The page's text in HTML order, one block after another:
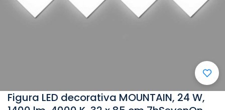
Figura LED decorativa MOUNTAIN, 24 W,